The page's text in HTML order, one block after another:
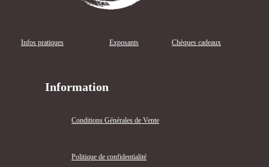
Infos pratiques Exposants Chèques cadeaux
Information
Conditions Générales de Vente
Politique de confidentialité